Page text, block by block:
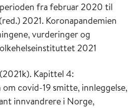
fra februar 2020 til
2021. Koronapandemien
vurderinger og
2021
Kapittel 4:
covid-19 smitte, innleggelse,
innvandrere i Norge,